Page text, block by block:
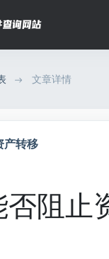
文章详情
产转移
否阻止